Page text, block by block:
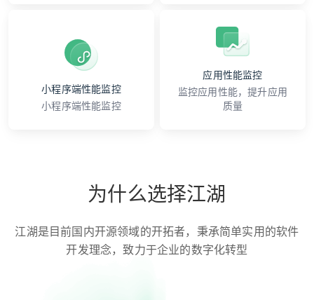
小程序端性能监控
小程序端性能监控
应用性能监控
监控应用性能，提升应用
质量
为什么选择江湖
江湖是目前国内开源领域的开拓者，秉承简单实用的软件
开发理念，致力于企业的数字化转型